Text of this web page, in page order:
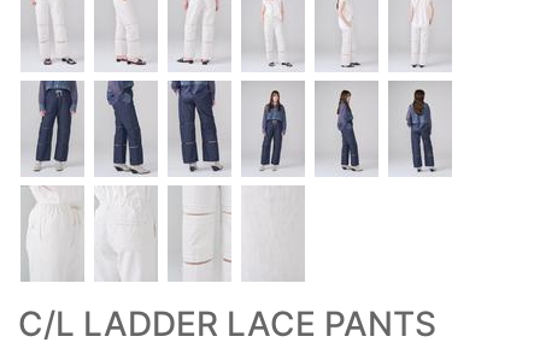
OUTERS : アウター
OUTLET : アウトレット
MENS : メンズ
LADIES : レディース
新規会員登録
ご利用ガイド
C/L LADDER LACE PANTS